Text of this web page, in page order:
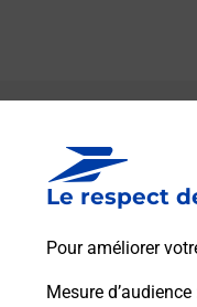
Le respect
Pour améliorer
Mesure d’audience
Boîte
Prochaine
Le Village